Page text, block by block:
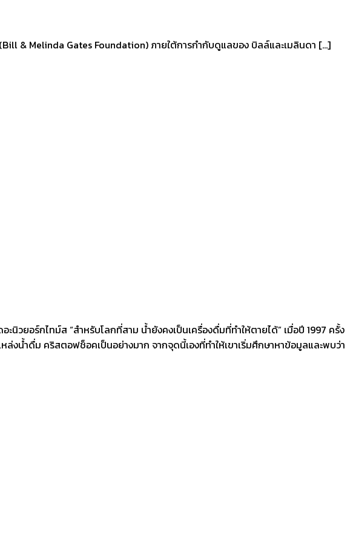
& Melinda Gates Foundation) ภายใต้การกำกับดูแลของ บิลล์และเมลินดา […]
ยอร์กไทม์ส “สำหรับโลกที่สาม น้ำยังคงเป็นเครื่องดื่มที่ทำให้ตายได้” เมื่อปี 1997 ครั้ง
งน้ำดื่ม คริสตอฟช็อคเป็นอย่างมาก จากจุดนี้เองที่ทำให้เขาเริ่มศึกษาหาข้อมูลและพบว่า